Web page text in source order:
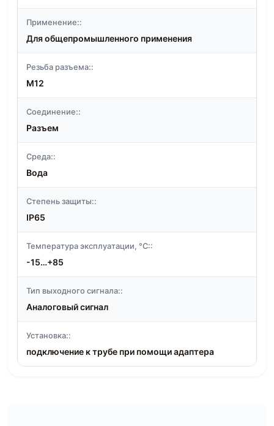
Применение::
Для общепромышленного применения
Резьба разъема::
M12
Соединение::
Разъем
Среда::
Вода
Степень защиты::
IP65
Температура эксплуатации, °C::
-15…+85
Тип выходного сигнала::
Аналоговый сигнал
Установка::
подключение к трубе при помощи адаптера